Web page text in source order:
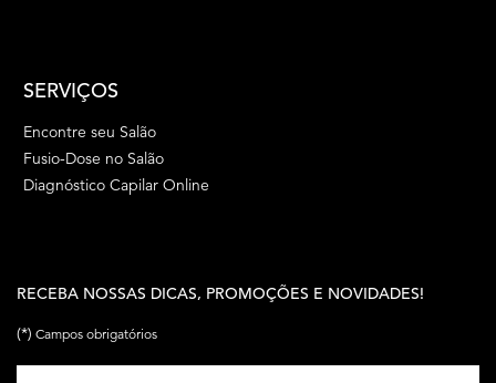
SERVIÇOS
Encontre seu Salão
Fusio-Dose no Salão
Diagnóstico Capilar Online
RECEBA NOSSAS DICAS, PROMOÇÕES E NOVIDADES!
(*) Campos obrigatórios